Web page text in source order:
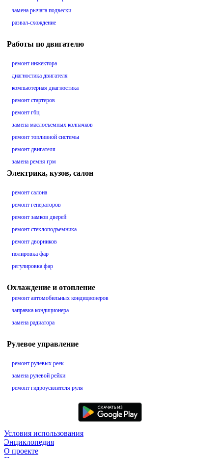
замена рычага подвески
развал-схождение
Работы по двигателю
ремонт инжектора
диагностика двигателя
компьютерная диагностика
ремонт стартеров
ремонт гбц
замена маслосъемных колпачков
ремонт топливной системы
ремонт двигателя
замена ремня грм
Электрика, кузов, салон
ремонт салона
ремонт генераторов
ремонт замков дверей
ремонт стеклоподъемника
ремонт дворников
полировка фар
регулировка фар
Охлаждение и отопление
ремонт автомобильных кондиционеров
заправка кондиционера
замена радиатора
Рулевое управление
ремонт рулевых реек
замена рулевой рейки
ремонт гидроусилителя руля
Условия использования
Энциклопедия
О проекте